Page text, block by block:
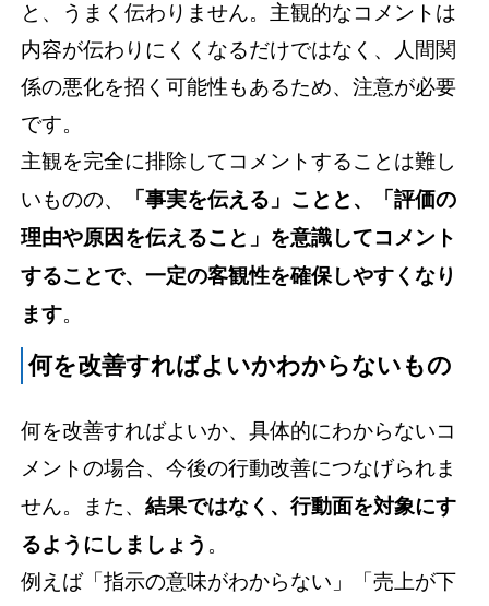
と、うまく伝わりません。主観的なコメントは
内容が伝わりにくくなるだけではなく、人間関
係の悪化を招く可能性もあるため、注意が必要
です。
主観を完全に排除してコメントすることは難し
いものの、
「事実を伝える」ことと、「評価の
理由や原因を伝えること」を意識してコメント
することで、一定の客観性を確保しやすくなり
ます。
何を改善すればよいかわからないもの
何を改善すればよいか、具体的にわからないコ
メントの場合、今後の行動改善につなげられま
せん。また、結果ではなく、行動面を対象にす
るようにしましょう 。
例えば「指示の意味がわからない」「売上が下